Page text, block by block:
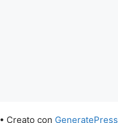
• Creato con GeneratePress